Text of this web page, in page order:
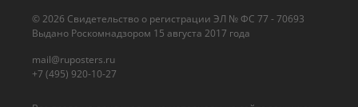
© 2026 Cвидетельство о регистрации ЭЛ № ФС 77 - 70693
Выдано Роскомнадзором 15 августа 2017 года
mail@ruposters.ru
+7 (495) 920-10-27